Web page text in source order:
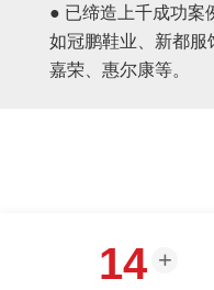
● 已缔造上千成功案
如冠鹏鞋业、新都服
嘉荣、惠尔康等。
14